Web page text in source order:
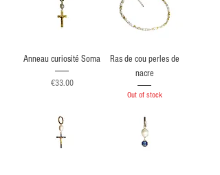
Anneau curiosité Soma
Price
€33.00
Ras de cou perles de
nacre
Out of stock